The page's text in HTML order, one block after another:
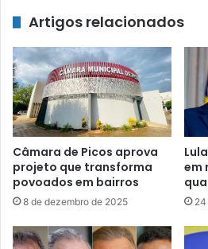
Artigos relacionados
Câmara de Picos aprova
projeto que transforma
povoados em bairros
8 de dezembro de 2025
em